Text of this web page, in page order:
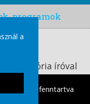
a
programok
Viktória íróval
Jog fenntartva